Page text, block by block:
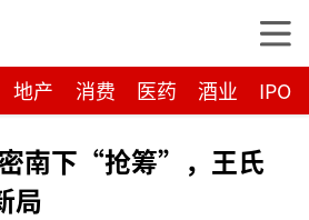
地产 消费 医药 酒业 IPO
南下“抢筹”，王氏
局